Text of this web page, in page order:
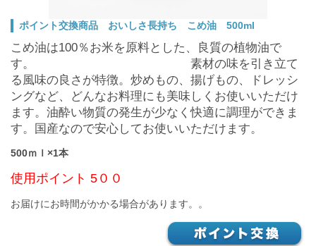
ポイント交換商品 おいしさ長持ち こめ油 500ml
こめ油は100％お米を原料とした、良質の植物油で
す。 素材の味を引き立て
る風味の良さが特徴。炒めもの、揚げもの、ドレッシ
ングなど、どんなお料理にも美味しくお使いいただけ
ます。油酔い物質の発生が少なく快適に調理ができま
す。国産なので安心してお使いいただけます。
500ｍｌ×1本
使用ポイント 5 ００
お届けにお時間がかかる場合があります。。